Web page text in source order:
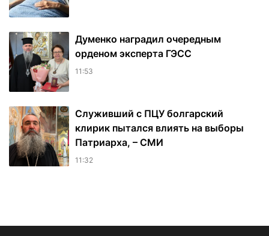
Думенко наградил очередным
орденом эксперта ГЭСС
11:53
Служивший с ПЦУ болгарский
клирик пытался влиять на выборы
Патриарха, – СМИ
11:32